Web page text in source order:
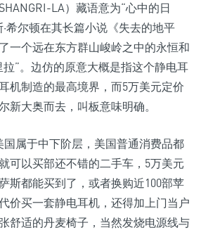
LA）藏语意为“心中的日
·希尔顿在其长篇小说《失去的地平
一个远在东方群山峻岭之中的永恒和
”。边仿的原意大概是指这个静电耳
机制造的最高境界，而5万美元定价
新大奥而去，叫板意味明确。
国属于中下阶层，美国普通消费品都
可以买部还不错的二手车，5万美元
斯都能买到了，或者换购近100部苹
价买一套静电耳机，还得加上门当户
舒适的丹麦椅子，当然发烧电源线与